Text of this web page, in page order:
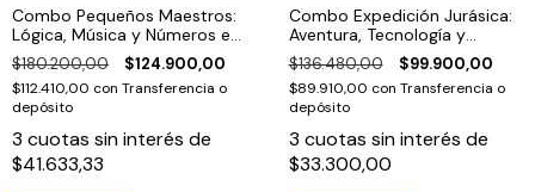
Combo Pequeños Maestros:
Lógica, Música y Números en
Madera (2 años+)
$180.200,00 $124.900,00
$112.410,00 con Transferencia o
depósito
3 cuotas sin interés de
$41.633,33
Combo Expedición Jurásica:
Aventura, Tecnología y
Comunicación (4 años+)
$136.480,00 $99.900,00
$89.910,00 con Transferencia o
depósito
3 cuotas sin interés de
$33.300,00